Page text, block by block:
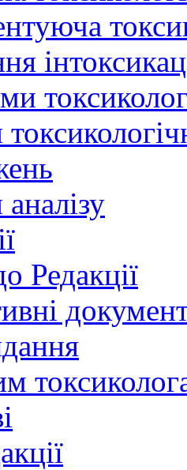
Редакції